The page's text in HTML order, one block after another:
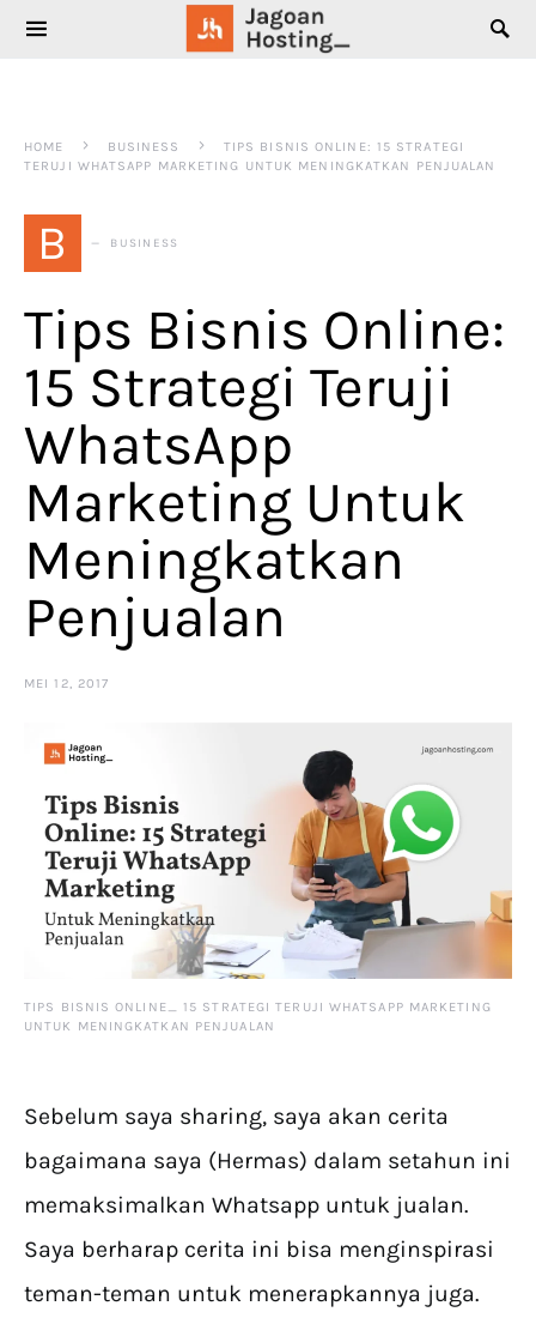
SEARCH FOR:
HOME BUSINESS
TIPS BISNIS ONLINE: 15 STRATEGI
TERUJI WHATSAPP MARKETING UNTUK MENINGKATKAN PENJUALAN
B BUSINESS
Tips Bisnis Online:
15 Strategi Teruji
WhatsApp
Marketing Untuk
Meningkatkan
Penjualan
MEI 12, 2017
TIPS BISNIS ONLINE_ 15 STRATEGI TERUJI WHATSAPP MARKETING
UNTUK MENINGKATKAN PENJUALAN
Sebelum saya sharing, saya akan cerita
bagaimana saya (Hermas) dalam setahun ini
memaksimalkan Whatsapp untuk jualan.
Saya berharap cerita ini bisa menginspirasi
teman-teman untuk menerapkannya juga.